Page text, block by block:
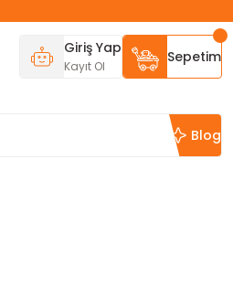
Giriş Yap
Kayıt Ol
Sepetim
Blog